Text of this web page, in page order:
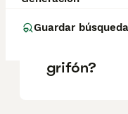
Guardar búsqueda
¿Cuánto
grifón?